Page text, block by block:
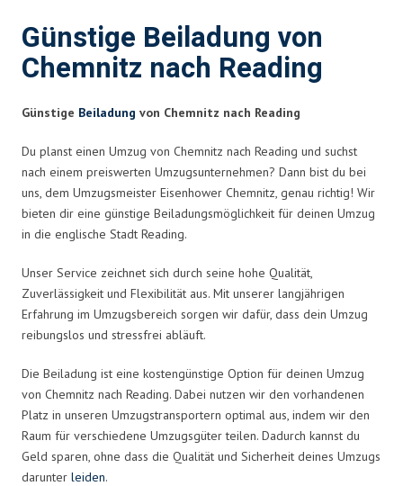
Günstige Beiladung von
Chemnitz nach Reading
Günstige Beiladung von Chemnitz nach Reading
Du planst einen Umzug von Chemnitz nach Reading und suchst
nach einem preiswerten Umzugsunternehmen? Dann bist du bei
uns, dem Umzugsmeister Eisenhower Chemnitz, genau richtig! Wir
bieten dir eine günstige Beiladungsmöglichkeit für deinen Umzug
in die englische Stadt Reading.
Unser Service zeichnet sich durch seine hohe Qualität,
Zuverlässigkeit und Flexibilität aus. Mit unserer langjährigen
Erfahrung im Umzugsbereich sorgen wir dafür, dass dein Umzug
reibungslos und stressfrei abläuft.
Die Beiladung ist eine kostengünstige Option für deinen Umzug
von Chemnitz nach Reading. Dabei nutzen wir den vorhandenen
Platz in unseren Umzugstransportern optimal aus, indem wir den
Raum für verschiedene Umzugsgüter teilen. Dadurch kannst du
Geld sparen, ohne dass die Qualität und Sicherheit deines Umzugs
darunter leiden.